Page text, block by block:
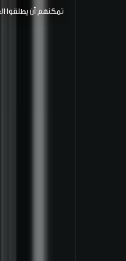
تمكنهم أن يطلقوا